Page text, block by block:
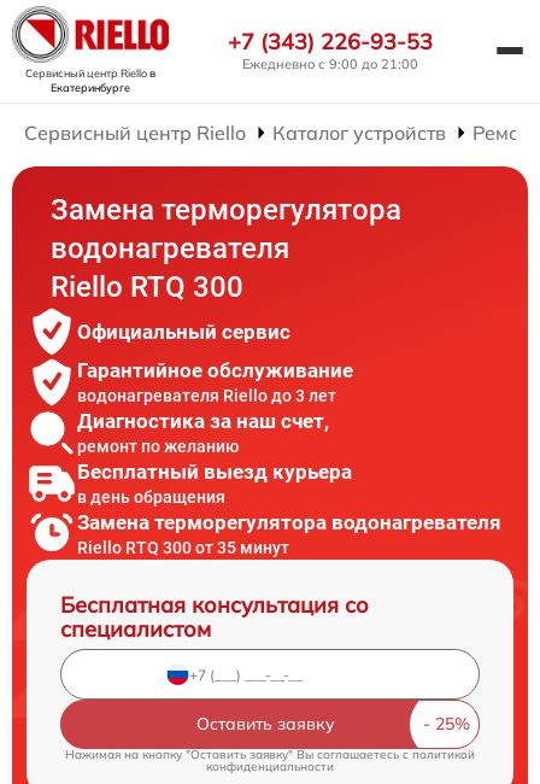
Сервисный центр Rielloв
Екатеринбурге
+7 (343) 226-93-53
Ежедневно с 9:00 до 21:00
Сервисный центр Riello Каталог устройств
Замена терморегулятора
водонагревателя
Riello RTQ 300
Официальный сервис
Гарантийное обслуживание
водонагревателя Riello до 3 лет
Диагностика за наш счет,
ремонт по желанию
Бесплатный выезд курьера
в день обращения
Замена терморегулятора водонагревателя
Riello RTQ 300 от 35 минут
Бесплатная консультация со
специалистом
Оставить заявку
Нажимая на кнопку "Оставить заявку" Вы соглашаетесь c политикой
конфиденциальности